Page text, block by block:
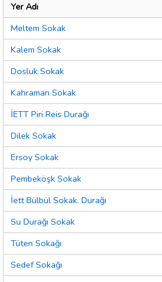
Yer Adı
Meltem Sokak
Kalem Sokak
Dosluk Sokak
Kahraman Sokak
İETT Piri Reis Durağı
Dilek Sokak
Ersoy Sokak
Pembeköşk Sokak
İett Bülbül Sokak. Durağı
Su Durağı Sokak
Tüten Sokağı
Sedef Sokağı